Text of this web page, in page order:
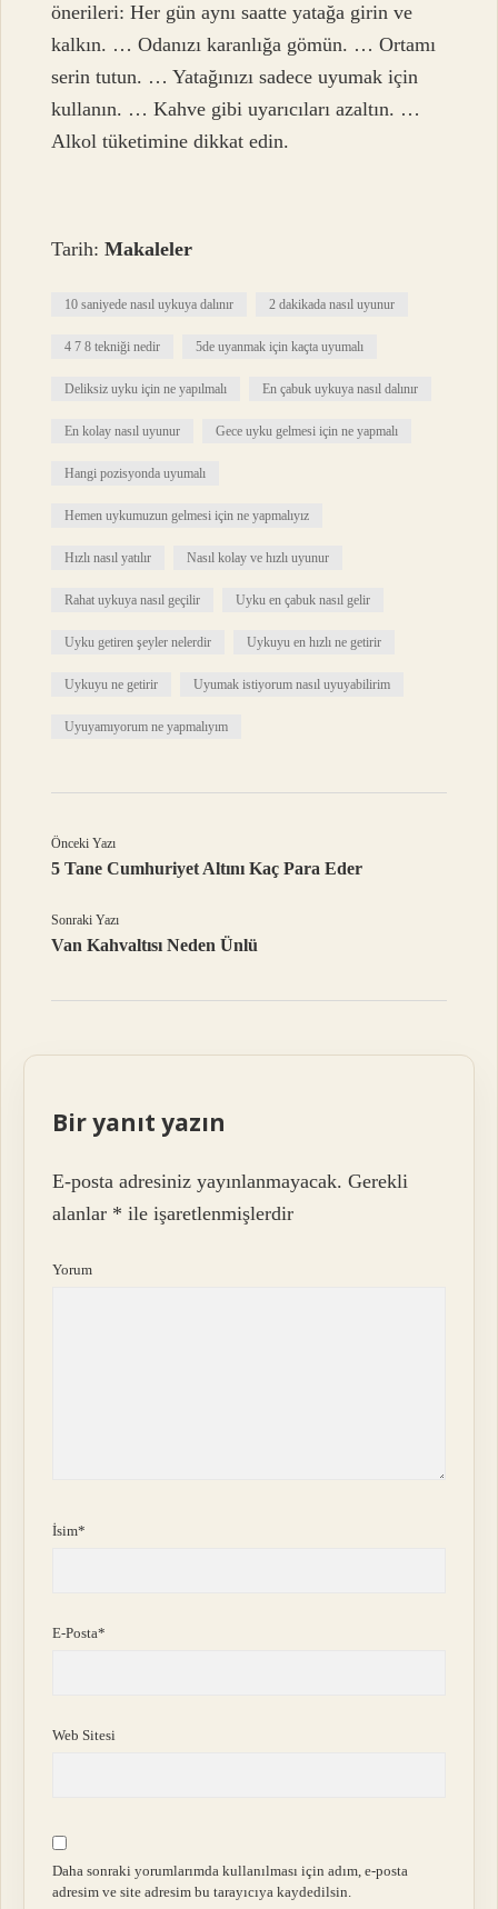
önerileri: Her gün aynı saatte yatağa girin ve
kalkın. … Odanızı karanlığa gömün. … Ortamı
serin tutun. … Yatağınızı sadece uyumak için
kullanın. … Kahve gibi uyarıcıları azaltın. …
Alkol tüketimine dikkat edin.
Tarih:Makaleler
10 saniyede nasıl uykuya dalınır 2 dakikada nasıl uyunur
4 7 8 tekniği nedir 5de uyanmak için kaçta uyumalı
Deliksiz uyku için ne yapılmalı En çabuk uykuya nasıl dalınır
En kolay nasıl uyunur Gece uyku gelmesi için ne yapmalı
Hangi pozisyonda uyumalı
Hemen uykumuzun gelmesi için ne yapmalıyız
Hızlı nasıl yatılır Nasıl kolay ve hızlı uyunur
Rahat uykuya nasıl geçilir Uyku en çabuk nasıl gelir
Uyku getiren şeyler nelerdir Uykuyu en hızlı ne getirir
Uykuyu ne getirir Uyumak istiyorum nasıl uyuyabilirim
Uyuyamıyorum ne yapmalıyım
Önceki Yazı
5 Tane Cumhuriyet Altını Kaç Para Eder
Sonraki Yazı
Van Kahvaltısı Neden Ünlü
Bir yanıt yazın
E-posta adresiniz yayınlanmayacak. Gerekli
alanlar * ile işaretlenmişlerdir
Yorum
İsim*
E-Posta*
Web Sitesi
Daha sonraki yorumlarımda kullanılması için adım, e-posta
adresim ve site adresim bu tarayıcıya kaydedilsin.